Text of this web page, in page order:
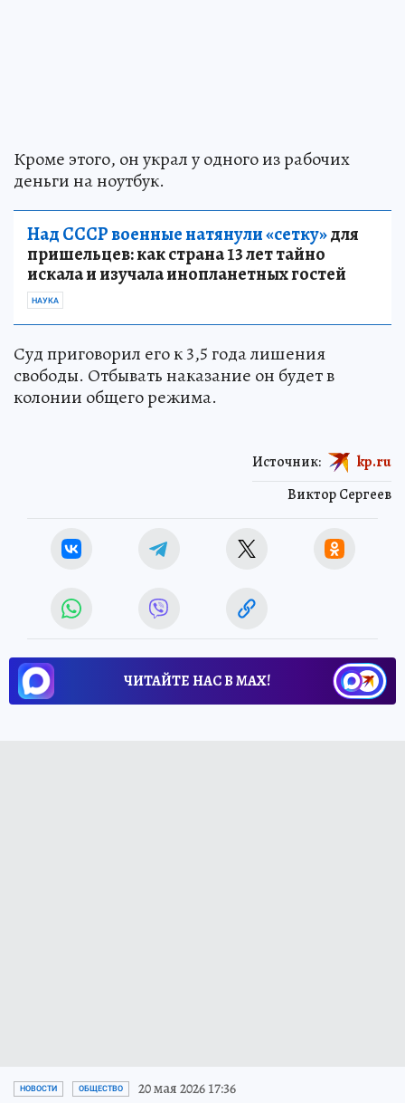
Кроме этого, он украл у одного из рабочих
деньги на ноутбук.
Над СССР военные натянули «сетку»для
пришельцев: как страна 13 лет тайно
искала и изучала инопланетных гостей
НАУКА
Суд приговорил его к 3,5 года лишения
свободы. Отбывать наказание он будет в
колонии общего режима.
Виктор Сергеев
Источник: kp.ru
ЧИТАЙТЕ НАС В МАХ!
НОВОСТИ ОБЩЕСТВО 20 мая 2026 17:36